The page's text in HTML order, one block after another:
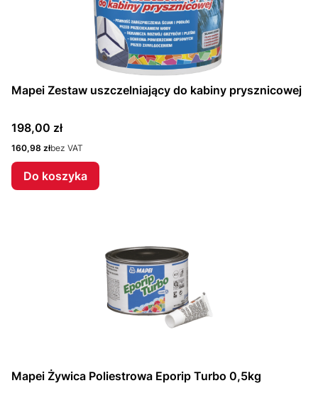
Mapei Zestaw uszczelniający do kabiny prysznicowej
Cena
198,00 zł
Cena
160,98 złbez VAT
Do koszyka
Mapei Żywica Poliestrowa Eporip Turbo 0,5kg